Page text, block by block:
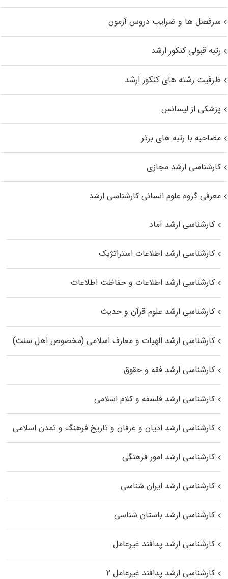
سرفصل ها و ضرایب دروس آزمون
رتبه قبولی کنکور ارشد
ظرفیت رشته های کنکور ارشد
پزشکی از لیسانس
مصاحبه با رتبه های برتر
کارشناسی ارشد مجازی
معرفی گروه علوم انسانی کارشناسی ارشد
کارشناسی ارشد آماد
کارشناسی ارشد اطلاعات استراتژیک
کارشناسی ارشد اطلاعات و حفاظت اطلاعات
کارشناسی ارشد علوم قرآن و حدیث
کارشناسی ارشد الهیات و معارف اسلامی (مخصوص اهل سنت)
کارشناسی ارشد فقه و حقوق
کارشناسی ارشد فلسفه و کلام اسلامی
کارشناسی ارشد ادیان و عرفان و تاریخ فرهنگ و تمدن اسلامی
کارشناسی ارشد امور فرهنگی
کارشناسی ارشد ایران شناسی
کارشناسی ارشد باستان شناسی
کارشناسی ارشد پدافند غیرعامل
کارشناسی ارشد پدافند غیرعامل ۲